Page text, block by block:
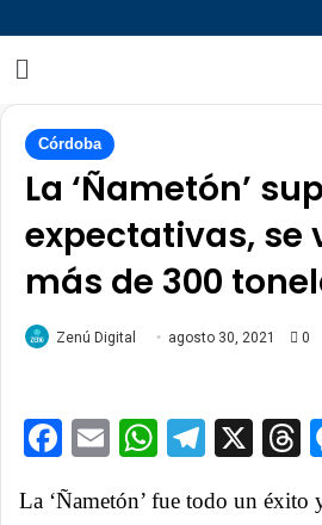
Córdoba
La ‘Ñametón’
expectativas, se
más de 300
Zenú Digital agosto 30, 2021 0
Facebook
Email X
La ‘Ñametón’ fue todo un éxito